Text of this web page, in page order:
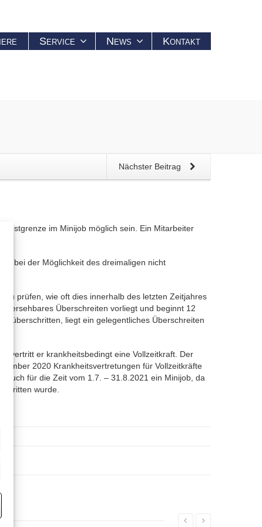
Service News Kontakt
Nächster Beitrag
im Minijob möglich sein. Ein Mitarbeiter
bei der Möglichkeit des dreimaligen nicht
prüfen, wie oft dies innerhalb des letzten Zeitjahres
Überschreiten vorliegt und beginnt 12
überschritten, liegt ein gelegentliches Überschreiten
vertritt er krankheitsbedingt eine Vollzeitkraft. Der
2020 Krankheitsvertretungen für Vollzeitkräfte
auch für die Zeit vom 1.7. – 31.8.2021 ein Minijob, da
wurde.